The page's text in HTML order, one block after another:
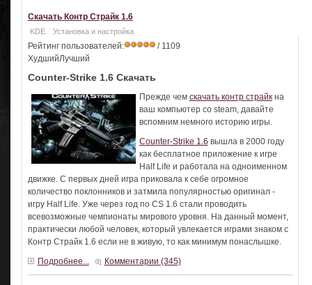
Скачать Контр Страйк 1.6
KDE Установка и настройка
Рейтинг пользователей:
/ 1109
ХудшийЛучший
Counter-Strike 1.6 Скачать
Прежде чем скачать контр страйкна
ваш компьютер со steam, давайте
вспомним немного историю игры.
Counter-Strike 1.6 вышла в 2000 году
как бесплатное приложение к игре
Half Life и работала на одноименном
движке. С первых дней игра приковала к себе огромное
количество поклонников и затмила популярностью оригинал -
игру Half Life. Уже через год по CS 1.6 стали проводить
всевозможные чемпионаты мирового уровня. На данный момент,
практически любой человек, который увлекается играми знаком с
Контр Страйк 1.6 если не в живую, то как минимум понаслышке.
Подробнее...
Комментарии (345)